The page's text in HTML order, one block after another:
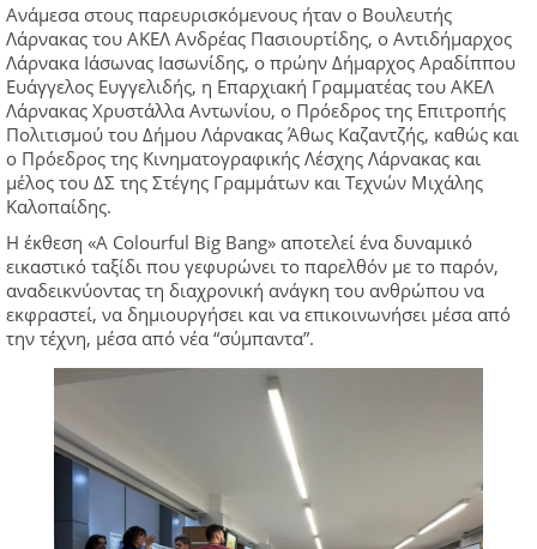
Ανάμεσα στους παρευρισκόμενους ήταν ο Βουλευτής
Λάρνακας του ΑΚΕΛ Ανδρέας Πασιουρτίδης, ο Αντιδήμαρχος
Λάρνακα Ιάσωνας Ιασωνίδης, ο πρώην Δήμαρχος Αραδίππου
Ευάγγελος Ευγγελιδής, η Επαρχιακή Γραμματέας του ΑΚΕΛ
Λάρνακας Χρυστάλλα Αντωνίου, ο Πρόεδρος της Επιτροπής
Πολιτισμού του Δήμου Λάρνακας Άθως Καζαντζής, καθώς και
ο Πρόεδρος της Κινηματογραφικής Λέσχης Λάρνακας και
μέλος του ΔΣ της Στέγης Γραμμάτων και Τεχνών Μιχάλης
Καλοπαίδης.
Η έκθεση «A Colourful Big Bang» αποτελεί ένα δυναμικό
εικαστικό ταξίδι που γεφυρώνει το παρελθόν με το παρόν,
αναδεικνύοντας τη διαχρονική ανάγκη του ανθρώπου να
εκφραστεί, να δημιουργήσει και να επικοινωνήσει μέσα από
την τέχνη, μέσα από νέα “σύμπαντα”.